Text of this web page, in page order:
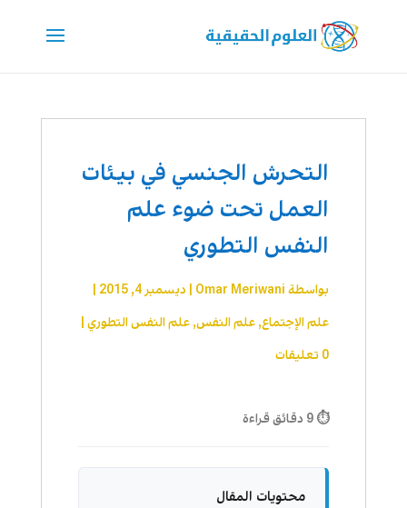
التحرش الجنسي في بيئات
العمل تحت ضوء علم
النفس التطوري
بواسطة Omar Meriwani ديسمبر 4, 2015
علم الإجتماع, علم النفس, علم النفس التطوري|
0 تعليقات
⏱ 9 دقائق قراءة
محتويات المقال